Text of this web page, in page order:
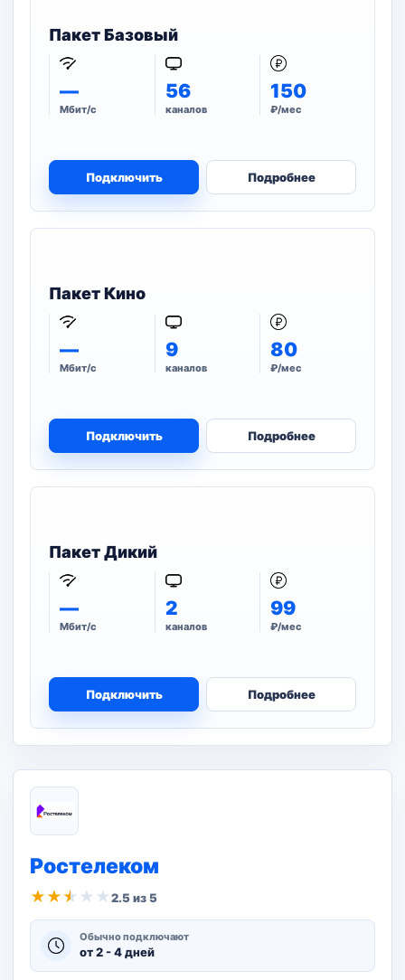
Пакет Базовый
—
Мбит/с
56
каналов
150
₽/мес
Подключить Подробнее
Пакет Кино
—
Мбит/с
9
каналов
80
₽/мес
Подключить Подробнее
Пакет Дикий
—
Мбит/с
2
каналов
99
₽/мес
Подключить Подробнее
Ростелеком
★ ★ ★ ★ ★2.5 из 5
Обычно подключают
от 2 - 4 дней